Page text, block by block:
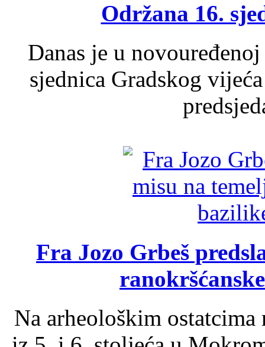
Održana 16.
Danas je u
sjednica Gradskog
Fra Jozo Grbeš
Na arheološkim